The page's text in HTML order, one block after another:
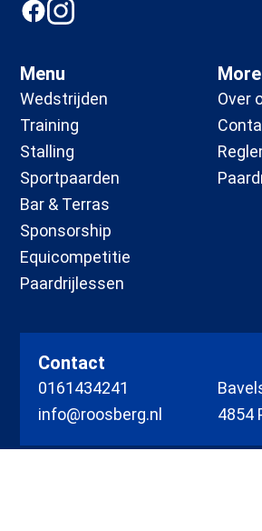
Menu
Wedstrijden
Training
Stalling
Sportpaarden
Bar & Terras
Sponsorship
Equicompetitie
Paardrijlessen
Over
Contact
0161434241
info@roosberg.nl
4854